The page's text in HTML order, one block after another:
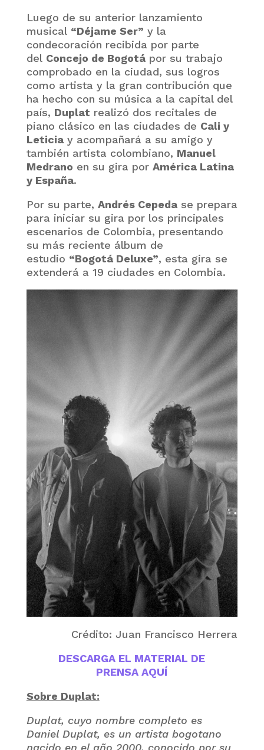
Luego de su anterior lanzamiento
musical “Déjame Ser” y la
condecoración recibida por parte
del Concejo de Bogotápor su trabajo
comprobado en la ciudad, sus logros
como artista y la gran contribución que
ha hecho con su música a la capital del
país, Duplat realizó dos recitales de
piano clásico en las ciudades de Cali y
Leticiay acompañará a su amigo y
también artista colombiano, Manuel
Medrano en su gira por América Latina
y España.
Por su parte, Andrés Cepedase prepara
para iniciar su gira por los principales
escenarios de Colombia, presentando
su más reciente álbum de
estudio “Bogotá Deluxe”, esta gira se
extenderá a 19 ciudades en Colombia.
Crédito: Juan Francisco Herrera
DESCARGA EL MATERIAL DE
PRENSA AQUÍ
Sobre Duplat:
Duplat, cuyo nombre completo es
Daniel Duplat, es un artista bogotano
nacido en el año 2000, conocido por su